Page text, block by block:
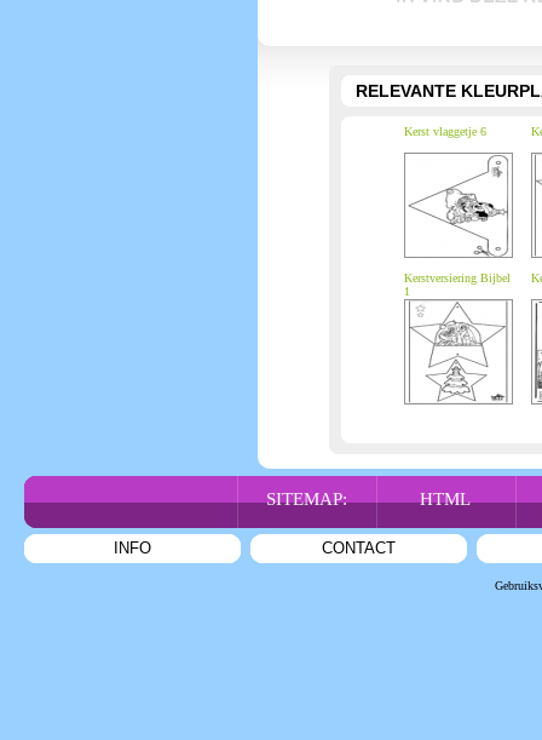
RELEVANTE
Kerst vlaggetje 6
Kerstversiering Bijbel
1
SITEMAP: HTML
INFO CONTACT